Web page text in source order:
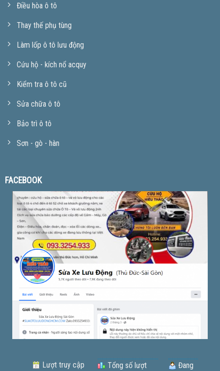
Điều hòa ô tô
Thay thế phụ tùng
Làm lốp ô tô lưu động
Cứu hộ - kích nổ acquy
Kiểm tra ô tô cũ
Sửa chữa ô tô
Bảo trì ô tô
Sơn - gò - hàn
FACEBOOK
Lượt truy cập Tổng số lượt Đang